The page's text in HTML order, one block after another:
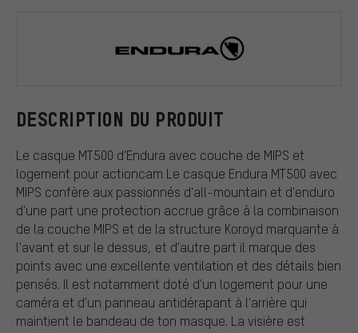
DESCRIPTION DU PRODUIT
Le casque MT500 d'Endura avec couche de MIPS et
logement pour actioncam Le casque Endura MT500 avec
MIPS confère aux passionnés d'all-mountain et d'enduro
d'une part une protection accrue grâce à la combinaison
de la couche MIPS et de la structure Koroyd marquante à
l'avant et sur le dessus, et d'autre part il marque des
points avec une excellente ventilation et des détails bien
pensés. Il est notamment doté d'un logement pour une
caméra et d'un panneau antidérapant à l'arrière qui
maintient le bandeau de ton masque. La visière est